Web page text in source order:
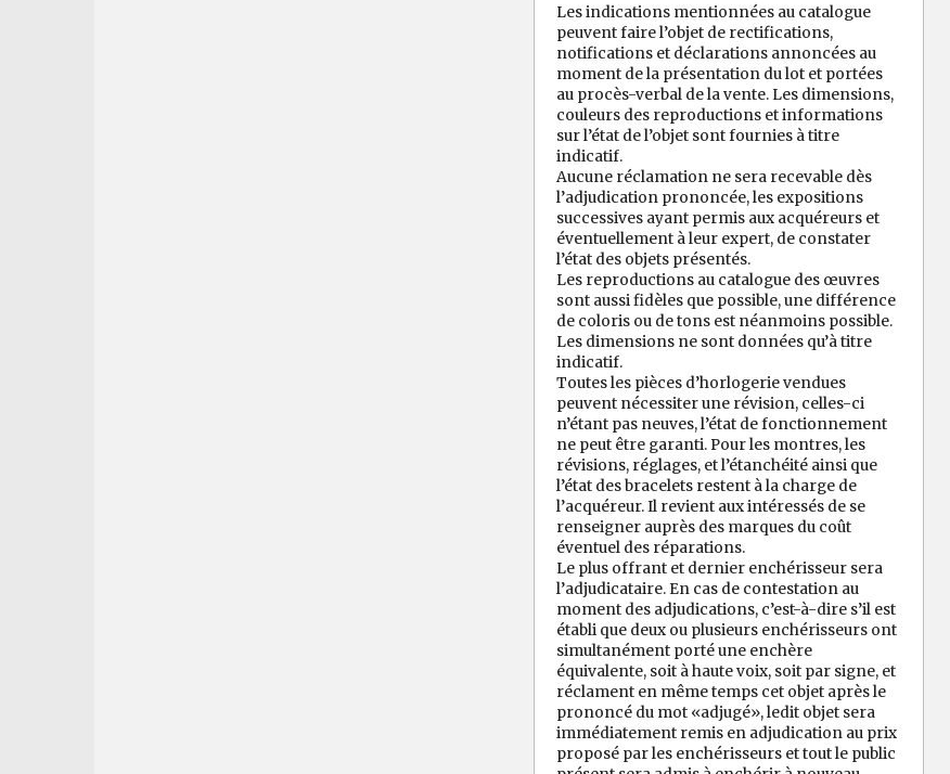
Les indications mentionnées au catalogue
peuvent faire l’objet de rectifications,
notifications et déclarations annoncées au
moment de la présentation du lot et portées
au procès-verbal de la vente. Les dimensions,
couleurs des reproductions et informations
sur l’état de l’objet sont fournies à titre
indicatif.
Aucune réclamation ne sera recevable dès
l’adjudication prononcée, les expositions
successives ayant permis aux acquéreurs et
éventuellement à leur expert, de constater
l’état des objets présentés.
Les reproductions au catalogue des œuvres
sont aussi fidèles que possible, une différence
de coloris ou de tons est néanmoins possible.
Les dimensions ne sont données qu’à titre
indicatif.
Toutes les pièces d’horlogerie vendues
peuvent nécessiter une révision, celles-ci
n’étant pas neuves, l’état de fonctionnement
ne peut être garanti. Pour les montres, les
révisions, réglages, et l’étanchéité ainsi que
l’état des bracelets restent à la charge de
l’acquéreur. Il revient aux intéressés de se
renseigner auprès des marques du coût
éventuel des réparations.
Le plus offrant et dernier enchérisseur sera
l’adjudicataire. En cas de contestation au
moment des adjudications, c’est-à-dire s’il est
établi que deux ou plusieurs enchérisseurs ont
simultanément porté une enchère
équivalente, soit à haute voix, soit par signe, et
réclament en même temps cet objet après le
prononcé du mot «adjugé», ledit objet sera
immédiatement remis en adjudication au prix
proposé par les enchérisseurs et tout le public